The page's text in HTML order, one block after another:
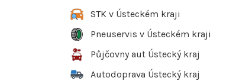
STK v Ústeckém kraji
Pneuservis v Ústeckém kraji
Půjčovny aut Ústecký kraj
Autodoprava Ústecký kraj